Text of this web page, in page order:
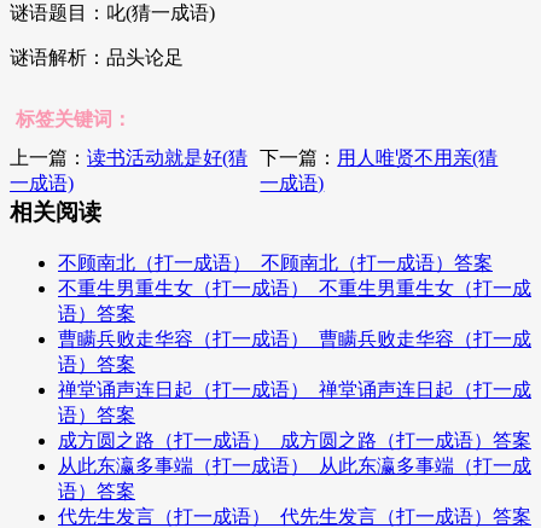
谜语题目：叱(猜一成语)
谜语解析：品头论足
标签关键词：
上一篇： 读书活动就是好(猜
一成语)
下一篇： 用人唯贤不用亲(猜
一成语)
相关阅读
不顾南北（打一成语）_不顾南北（打一成语）答案
不重生男重生女（打一成语）_不重生男重生女（打一成
语）答案
曹瞒兵败走华容（打一成语）_曹瞒兵败走华容（打一成
语）答案
禅堂诵声连日起（打一成语）_禅堂诵声连日起（打一成
语）答案
成方圆之路（打一成语）_成方圆之路（打一成语）答案
从此东瀛多事端（打一成语）_从此东瀛多事端（打一成
语）答案
代先生发言（打一成语）_代先生发言（打一成语）答案